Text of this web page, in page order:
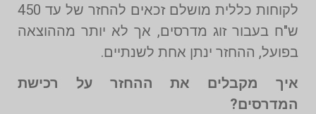
לקוחות כללית מושלם זכאים להחזר של עד 450
ש"ח בעבור זוג מדרסים, אך לא יותר מההוצאה
בפועל, ההחזר ינתן אחת לשנתיים.
איך מקבלים את ההחזר על רכישת
המדרסים?